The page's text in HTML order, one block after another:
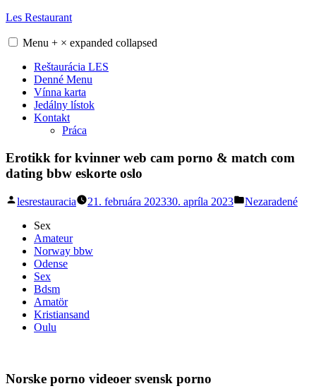
Skip
content
Les Restaurant
Menu + × expanded collapsed
Reštaurácia LES
Denné Menu
Vínna karta
Jedálny lístok
Kontakt
Práca
Erotikk for kvinner web cam porno & match com
dating bbw eskorte oslo
Posted
lesrestauracia 21. februára 202330. apríla 2023
Posted
Nezaradené
Sex
Amateur
Norway bbw
Odense
Sex
Bdsm
Amatör
Kristiansand
Oulu
Norske porno videoer svensk porno